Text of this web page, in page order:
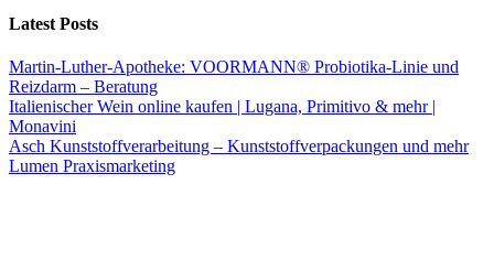
Latest Posts
Martin-Luther-Apotheke: VOORMANN® Probiotika-Linie und
Reizdarm – Beratung
Italienischer Wein online kaufen | Lugana, Primitivo & mehr |
Monavini
Asch Kunststoffverarbeitung – Kunststoffverpackungen und mehr
Lumen Praxismarketing